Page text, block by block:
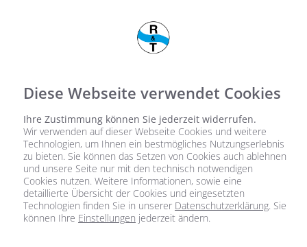
Diese Webseite verwendet Cookies
Ihre Zustimmung können Sie jederzeit widerrufen.
Wir verwenden auf dieser Webseite Cookies und weitere
Technologien, um Ihnen ein bestmögliches Nutzungserlebnis
zu bieten. Sie können das Setzen von Cookies auch ablehnen
und unsere Seite nur mit den technisch notwendigen
Cookies nutzen. Weitere Informationen, sowie eine
detaillierte Übersicht der Cookies und eingesetzten
Technologien finden Sie in unserer Datenschutzerklärung. Sie
können Ihre Einstellungen jederzeit ändern.